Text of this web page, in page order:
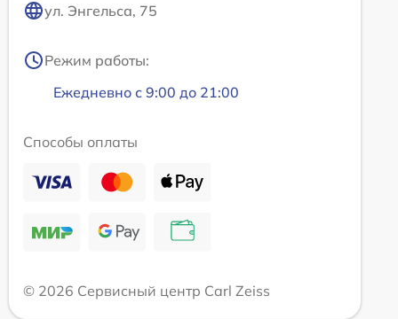
ул. Энгельса, 75
Режим работы:
Ежедневно с 9:00 до 21:00
Способы оплаты
© 2026 Сервисный центр Carl Zeiss